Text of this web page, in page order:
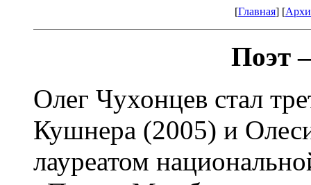
[Главная] [
Поэт
Олег Чухонцев стал
Кушнера (2005) и
лауреатом